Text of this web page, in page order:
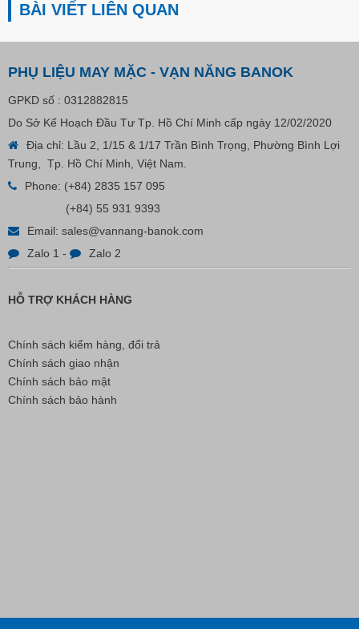
BÀI VIẾT LIÊN QUAN
PHỤ LIỆU MAY MẶC - VẠN NĂNG BANOK
GPKD số : 0312882815
Do Sở Kế Hoạch Đầu Tư Tp. Hồ Chí Minh cấp ngày 12/02/2020
Địa chỉ: Lầu 2, 1/15 & 1/17 Trần Bình Trọng, Phường Bình Lợi
Trung, Tp. Hồ Chí Minh, Việt Nam.
Phone: (+84) 2835 157 095
(+84) 55 931 9393
Email: sales@vannang-banok.com
Zalo 1 - Zalo 2
HỖ TRỢ KHÁCH HÀNG
Chính sách kiểm hàng, đổi trả
Chính sách giao nhận
Chính sách bảo mật
Chính sách bảo hành